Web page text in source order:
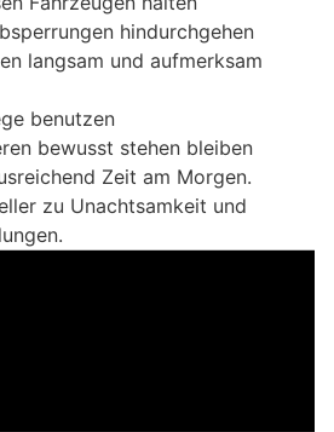
hindurchgehen
langsam und aufmerksam
benutzen
bewusst stehen bleiben
Zeit am Morgen.
zu Unachtsamkeit und